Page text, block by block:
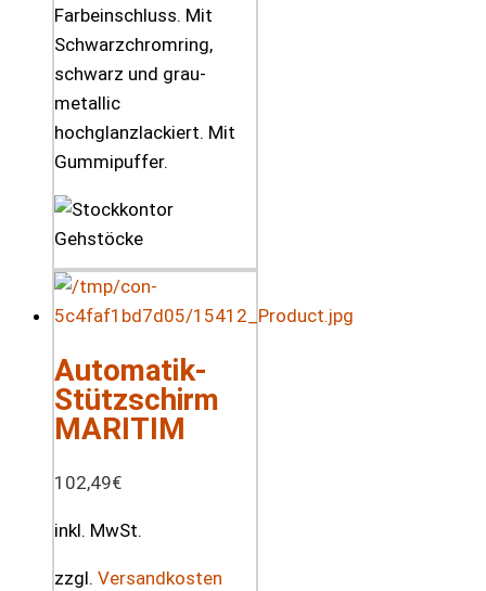
Farbeinschluss. Mit
Schwarzchromring,
schwarz und grau-
metallic
hochglanzlackiert. Mit
Gummipuffer.
Automatik-
Stützschirm
MARITIM
102,49€
inkl. MwSt.
zzgl. Versandkosten